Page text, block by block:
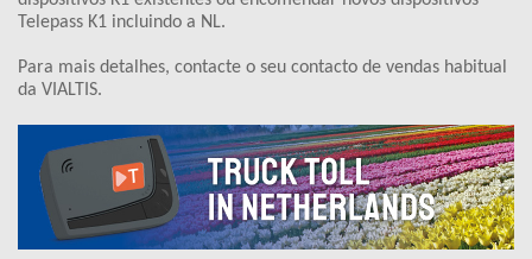
Telepass K1 incluindo a NL.
Para mais detalhes, contacte o seu contacto de vendas habitual
da VIALTIS.